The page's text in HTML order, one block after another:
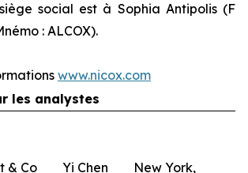
social est à Sophia Antipolis
: ALCOX).
www.nicox.com
les analystes
& Co Yi Chen New York,